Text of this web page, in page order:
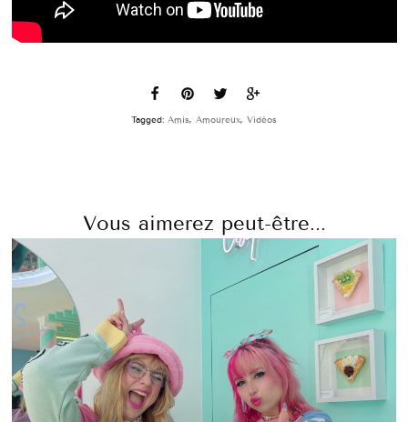
Tagged: Amis, Amoureux, Vidéos
Vous aimerez peut-être...